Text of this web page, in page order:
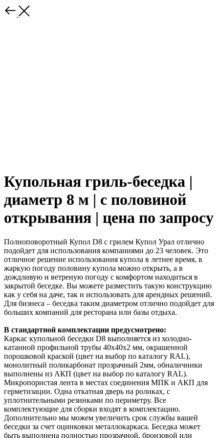
Купольная гриль-беседка |
диаметр 8 м | c половиной
открывания | цена по запросу
Полноповоротный Купол D8 с грилем Купол Урал отлично
подойдет для использования компаниями до 23 человек. Это
отличное решение использования купола в летнее время, в
жаркую погоду половину купола можно открыть, а в
дождливую и ветреную погоду с комфортом находиться в
закрытой беседке. Вы можете разместить такую конструкцию
как у себя на даче, так и использовать для арендных решений.
Для бизнеса – беседка таким диаметром отлично подойдет для
больших компаний для ресторана или базы отдыха.
В стандартной комплектации предусмотрено:
Каркас купольной беседки D8 выполняется из холодно-
катанной профильной трубы 40х40х2 мм, окрашенной
порошковой краской (цвет на выбор по каталогу RAL),
монолитный поликарбонат прозрачный 2мм, обналичники
выполнены из АКП (цвет на выбор по каталогу RAL).
Микропористая лента в местах соединения МПК и АКП для
герметизации. Одна откатная дверь на роликах, с
уплотнительными резинками по периметру. Все
комплектующие для сборки входят в комплектацию.
Дополнительно мы можем увеличить срок службы вашей
беседки за счет оцинковки металлокаркаса. Беседка может
быть выполнена полностью прозрачной, бронзовой или